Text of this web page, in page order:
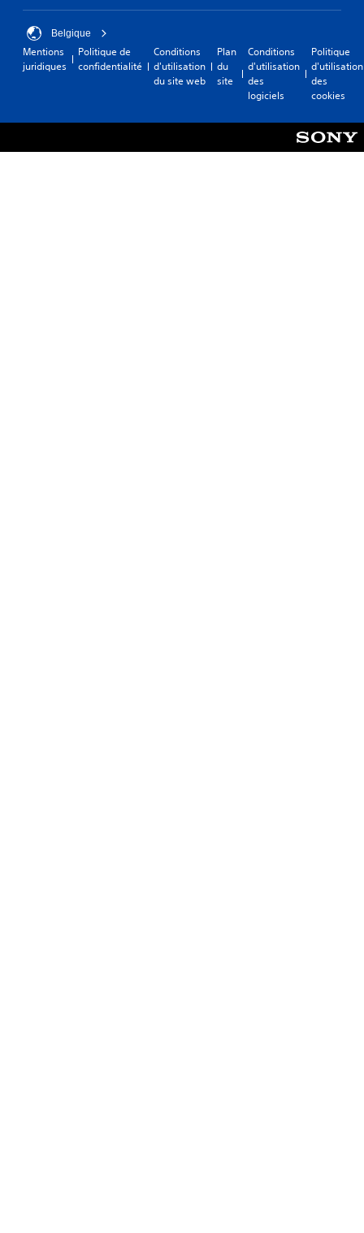
Belgique
Mentions
juridiques
Politique de
confidentialité
Conditions
d'utilisation
du site web
Plan
du
site
Conditions
d'utilisation
des
logiciels
Politique
d'utilisation
des
cookies